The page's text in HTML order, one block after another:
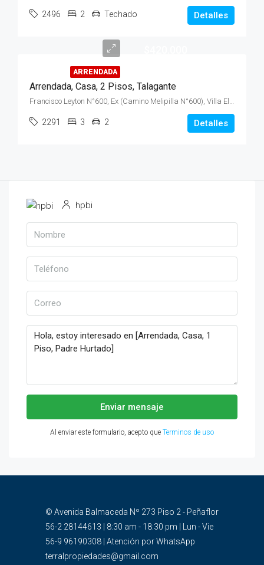
2496 2 Techado Detalles
ARRENDADA
Arrendada, Casa, 2 Pisos, Talagante
Francisco Leyton N°600, Ex (Camino Melipilla N°600), Villa El Encanto
2291 3 2 Detalles
hpbi
Enviar mensaje
Al enviar este formulario, acepto que Terminos de uso
© Avenida Balmaceda Nº 273 Piso 2 - Peñaflor
56-2 28144613 | 8:30 am - 18:30 pm | Lun - Vie
56-9 96190308 | Atención por WhatsApp
terralpropiedades@gmail.com